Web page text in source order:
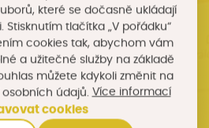
22. 9. 2026
pro region 2026
Dvůr, J. Koziny 336, Hradec Králové
které se dočasně ukládají
Stisknutím tlačítka „V pořádku“
cookies tak, abychom vám
a užitečné služby na základě
můžete kdykoli změnit na
údajů. Více informací
cookies